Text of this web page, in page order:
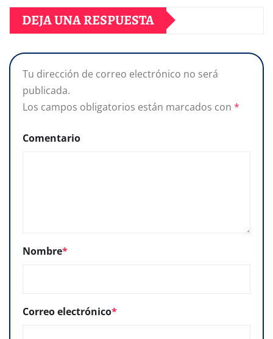
DEJA UNA RESPUESTA
Tu dirección de correo electrónico no será
publicada.
Los campos obligatorios están marcados con *
Comentario
Nombre*
Correo electrónico*